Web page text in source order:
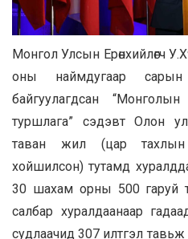
Монгол Улсын Ерөнхийлөгч
оны наймдугаар сарын
байгуулагдсан
туршлага” сэдэвт Олон
таван жил (цар
хойшилсон) тутамд
30 шахам орны 500 гаруй
салбар хуралдаанаар
судлаачид 307 илтгэл